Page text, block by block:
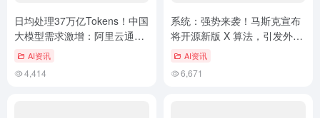
日均处理37万亿Tokens！中国
大模型需求激增：阿里云通义
千问市场份额倍增，领军地位
AI资讯
4,414
系统：强势来袭！​马斯克宣布
将开源新版 X 算法，引发外界
关注，改写历史
AI资讯
6,671